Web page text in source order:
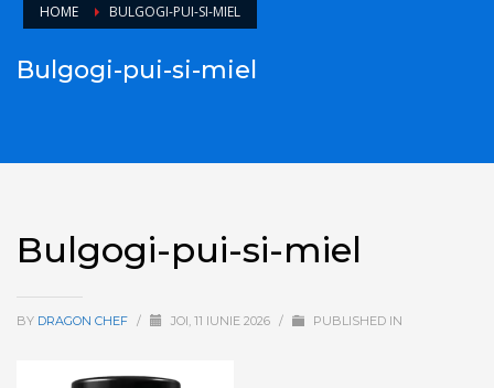
HOME BULGOGI-PUI-SI-MIEL
Bulgogi-pui-si-miel
Bulgogi-pui-si-miel
BY DRAGON CHEF / JOI, 11 IUNIE 2026 / PUBLISHED IN